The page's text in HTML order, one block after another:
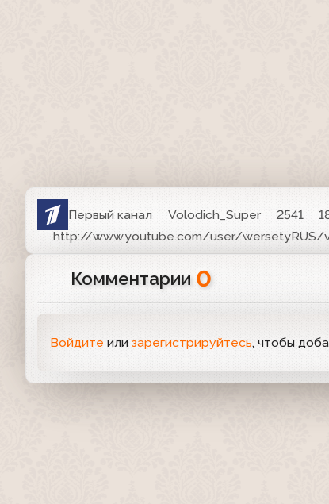
Первый канал Volodich_Super 2541
http://www.youtube.com/user/wersetyRUS/
Комментарии 0
Войдите или зарегистрируйтесь, чтобы